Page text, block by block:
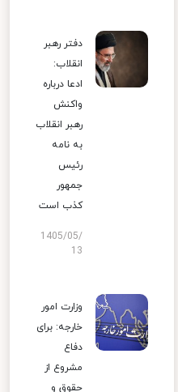
دفتر رهبر
انقلاب:
ادعا درباره
واکنش
رهبر انقلاب
به نامه
رئیس
جمهور
کذب است
1405/05/
13
وزارت امور
خارجه: برای
دفاع
مشروع از
حقوق و